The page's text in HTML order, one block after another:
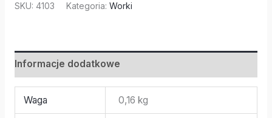
SKU: 4103 Kategoria: Worki
Informacje dodatkowe
Waga 0,16 kg